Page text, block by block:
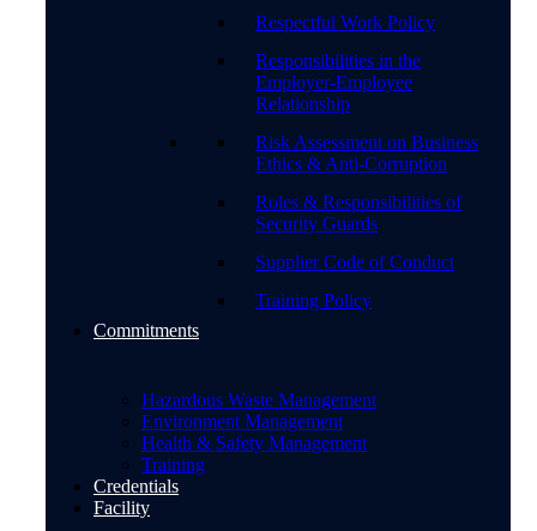
Respectful Work Policy
Responsibilities in the
Employer-Employee
Relationship
Risk Assessment on Business
Ethics & Anti-Corruption
Roles & Responsibilities of
Security Guards
Supplier Code of Conduct
Training Policy
Commitments
Hazardous Waste Management
Environment Management
Health & Safety Management
Training
Credentials
Facility